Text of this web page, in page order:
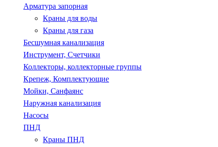
Арматура запорная
Краны для воды
Краны для газа
Бесшумная канализация
Инструмент, Счетчики
Коллекторы, коллекторные группы
Крепеж, Комплектующие
Мойки, Санфаянс
Наружная канализация
Насосы
ПНД
Краны ПНД